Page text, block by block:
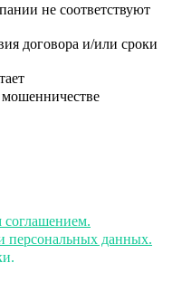
не соответствуют
договора и/или сроки
соглашением.
персональных данных.